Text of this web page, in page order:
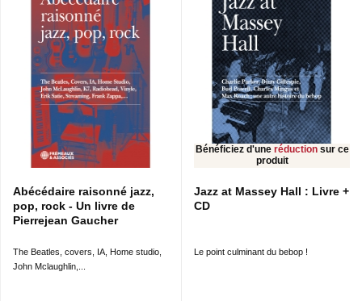
Abécédaire raisonné jazz,
pop, rock - Un livre de
Pierrejean Gaucher
The Beatles, covers, IA, Home studio,
John Mclaughlin,...
Bénéficiez d'une réduction sur ce
produit
Jazz at Massey Hall : Livre +
CD
Le point culminant du bebop !